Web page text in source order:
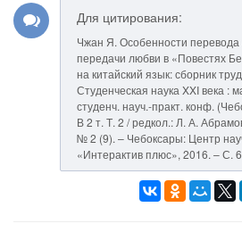
Для цитирования:
Чжан Я. Особенности перевода
передачи любви в «Повестях
на китайский язык: сборник
Студенческая наука XXI века :
студенч. науч.-практ. конф.
В 2 т. Т. 2 / редкол.: Л. А.
№ 2 (9). – Чебоксары: Центр
«Интерактив плюс», 2016. – С.